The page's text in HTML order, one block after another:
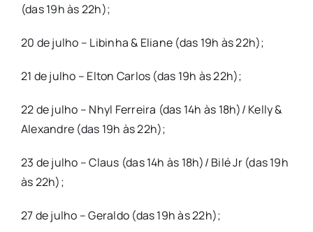
(das 19h às 22h);
20 de julho – Libinha & Eliane (das 19h às 22h);
21 de julho – Elton Carlos (das 19h às 22h);
22 de julho – Nhyl Ferreira (das 14h às 18h)/ Kelly &
Alexandre (das 19h às 22h);
23 de julho – Claus (das 14h às 18h)/ Bilé Jr (das 19h
às 22h);
27 de julho – Geraldo (das 19h às 22h);